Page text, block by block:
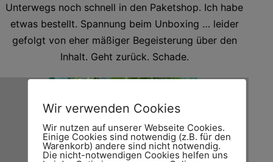
Unterwegs noch schnell in den Paketshop. Ich habe
etwas bestellt. Spannung beim Unboxing … leider
gefolgt von eher mäßiger Begeisterung über den
Inhalt. Geht zurück. Schade.
Wir verwenden Cookies
Wir nutzen auf unserer Webseite Cookies.
Einige Cookies sind notwendig (z.B. für den
Warenkorb) andere sind nicht notwendig.
Die nicht-notwendigen Cookies helfen uns